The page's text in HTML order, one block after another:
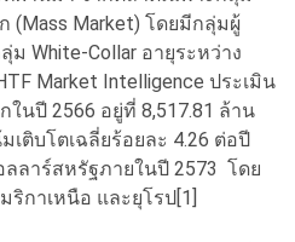
(Mass Market) โดยมีกลุ่มผู้
White-Collar อายุระหว่าง
Market Intelligence ประเมิน
นปี 2566 อยู่ที่ 8,517.81 ล้าน
ติบโตเฉลี่ยร้อยละ 4.26 ต่อปี
ลลาร์สหรัฐภายในปี 2573 โดย
ริกาเหนือ และยุโรป[1]